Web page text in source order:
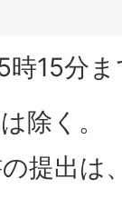
時15分ま
除く。
提出は